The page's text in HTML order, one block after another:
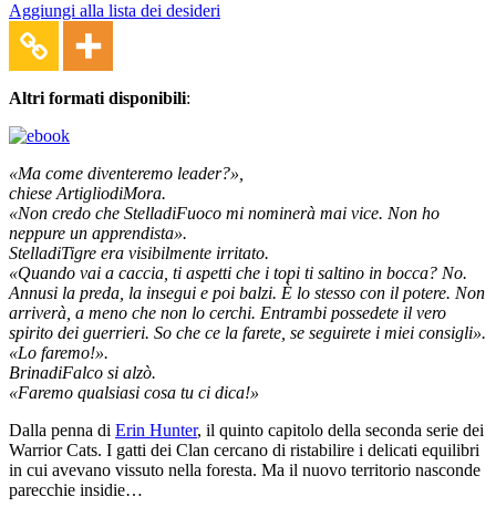
Aggiungi alla lista dei desideri
Altri formati disponibili:
«Ma come diventeremo leader?»,
chiese ArtigliodiMora.
«Non credo che StelladiFuoco mi nominerà mai vice. Non ho
neppure un apprendista».
StelladiTigre era visibilmente irritato.
«Quando vai a caccia, ti aspetti che i topi ti saltino in bocca? No.
Annusi la preda, la insegui e poi balzi. È lo stesso con il potere. Non
arriverà, a meno che non lo cerchi. Entrambi possedete il vero
spirito dei guerrieri. So che ce la farete, se seguirete i miei consigli».
«Lo faremo!».
BrinadiFalco si alzò.
«Faremo qualsiasi cosa tu ci dica!»
Dalla penna di Erin Hunter, il quinto capitolo della seconda serie dei
Warrior Cats. I gatti dei Clan cercano di ristabilire i delicati equilibri
in cui avevano vissuto nella foresta. Ma il nuovo territorio nasconde
parecchie insidie…